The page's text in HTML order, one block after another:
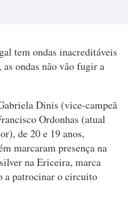
tem ondas inacreditáveis
ondas não vão fugir a
Dinis (vice-campeã
Ordonhas (atual
de 20 e 19 anos,
marcaram presença na
na Ericeira, marca
a patrocinar o circuito